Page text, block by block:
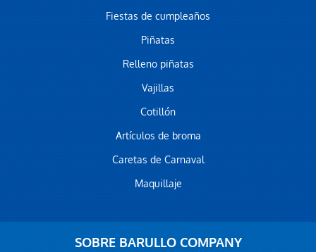
Fiestas de cumpleaños
Piñatas
Relleno piñatas
Vajillas
Cotillón
Artículos de broma
Caretas de Carnaval
Maquillaje
SOBRE BARULLO COMPANY